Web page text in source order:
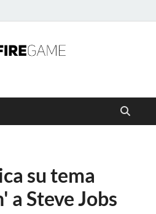
su tema
a Steve Jobs